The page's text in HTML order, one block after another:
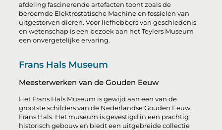
afdeling fascinerende artefacten toont zoals de
beroemde Elektrostatische Machine en fossielen van
uitgestorven dieren. Voor liefhebbers van geschiedenis
en wetenschap is een bezoek aan het Teylers Museum
een onvergetelijke ervaring.
Frans Hals Museum
Meesterwerken van de Gouden Eeuw
Het Frans Hals Museum is gewijd aan een van de
grootste schilders van de Nederlandse Gouden Eeuw,
Frans Hals. Het museum is gevestigd in een prachtig
historisch gebouw en biedt een uitgebreide collectie